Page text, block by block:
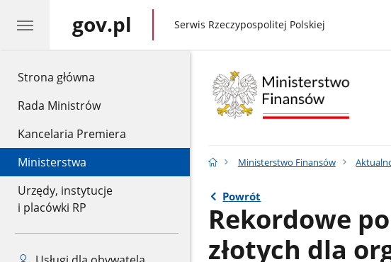
Strona główna
Rada Ministrów
Kancelaria Premiera
Ministerstwa
Urzędy, instytucje
i placówki RP
gov.pl gov.pl
Serwis Rzeczypospolitej Polskiej
Ministerstwo Finansów
Powrót
Rekordowe
złotych dla